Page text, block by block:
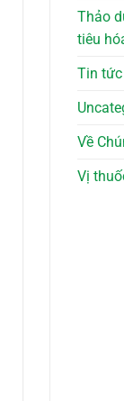
Thảo
tiêu
Tin tức
Về
Vị